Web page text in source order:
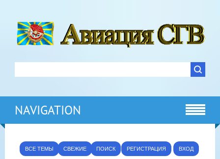
NAVIGATION
ВСЕ ТЕМЫ СВЕЖИЕ ПОИСК РЕГИСТРАЦИЯ ВХОД